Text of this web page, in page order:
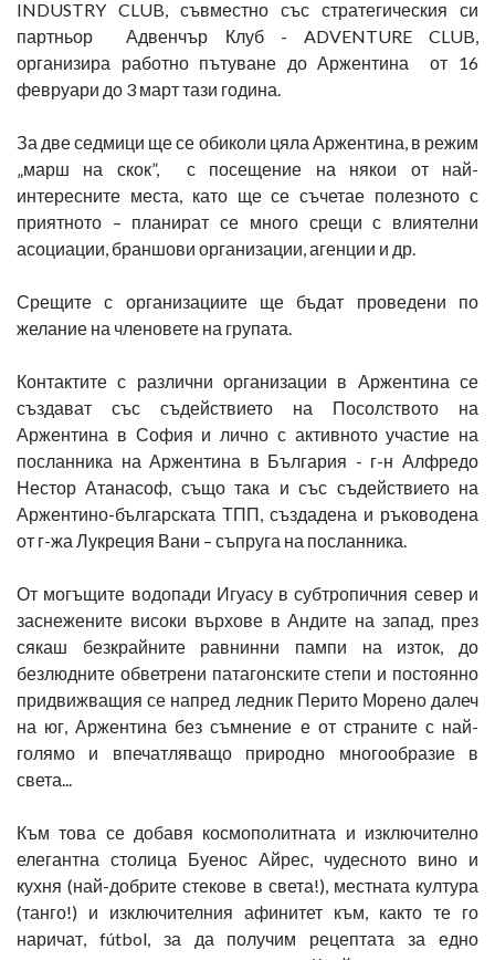
INDUSTRY CLUB, съвместно със стратегическия си
партньор Адвенчър Клуб - ADVENTURE CLUB,
организира работно пътуване до Аржентина от 16
февруари до 3 март тази година.
За две седмици ще се обиколи цяла Аржентина, в режим
„марш на скок”, с посещение на някои от най-
интересните места, като ще се съчетае полезното с
приятното – планират се много срещи с влиятелни
асоциации, браншови организации, агенции и др.
Срещите с организациите ще бъдат проведени по
желание на членовете на групата.
Контактите с различни организации в Аржентина се
създават със съдействието на Посолството на
Аржентина в София и лично с активното участие на
посланника на Аржентина в България - г-н Алфредо
Нестор Атанасоф, също така и със съдействието на
Аржентино-българската ТПП, създадена и ръководена
от г-жа Лукреция Вани – съпруга на посланника.
От могъщите водопади Игуасу в субтропичния север и
заснежените високи върхове в Андите на запад, през
сякаш безкрайните равнинни пампи на изток, до
безлюдните обветрени патагонските степи и постоянно
придвижващия се напред ледник Перито Морено далеч
на юг, Аржентина без съмнение е от страните с най-
голямо и впечатляващо природно многообразие в
света...
Към това се добавя космополитната и изключително
елегантна столица Буенос Айрес, чудесното вино и
кухня (най-добрите стекове в света!), местната култура
(танго!) и изключителния афинитет към, както те го
наричат, fútbol, за да получим рецептата за едно